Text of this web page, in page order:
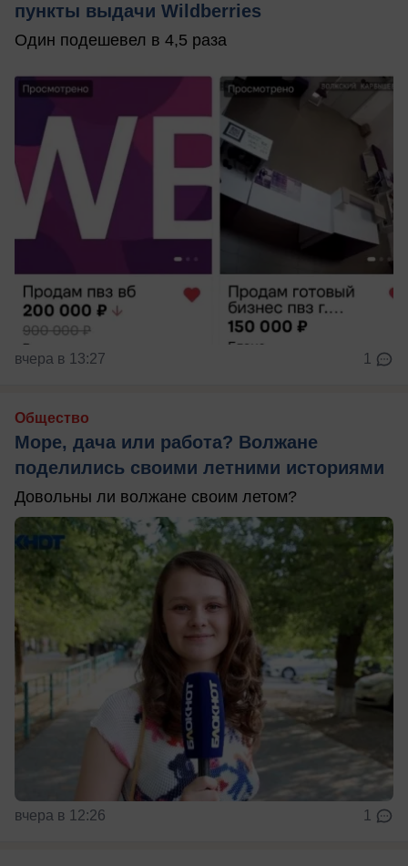
пункты выдачи Wildberries
Один подешевел в 4,5 раза
вчера в 13:27 1
Общество
Море, дача или работа? Волжане
поделились своими летними историями
Довольны ли волжане своим летом?
вчера в 12:26 1